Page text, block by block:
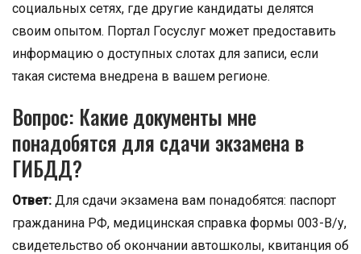
социальных сетях, где другие кандидаты делятся
своим опытом. Портал Госуслуг может предоставить
информацию о доступных слотах для записи, если
такая система внедрена в вашем регионе.
Вопрос: Какие документы мне
понадобятся для сдачи экзамена в
ГИБДД?
Ответ: Для сдачи экзамена вам понадобятся: паспорт
гражданина РФ, медицинская справка формы 003-В/у,
свидетельство об окончании автошколы, квитанция об